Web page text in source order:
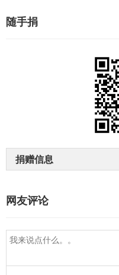
随手捐
捐赠信息
网友评论